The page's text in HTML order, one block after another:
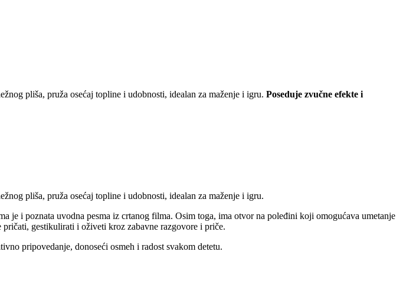
pliša, pruža osećaj topline i udobnosti, idealan za maženje i igru. Poseduje zvučne efekte i
pliša, pruža osećaj topline i udobnosti, idealan za maženje i igru.
je i poznata uvodna pesma iz crtanog filma. Osim toga, ima otvor na poleđini koji omogućava umetanje
gestikulirati i oživeti kroz zabavne razgovore i priče.
pripovedanje, donoseći osmeh i radost svakom detetu.